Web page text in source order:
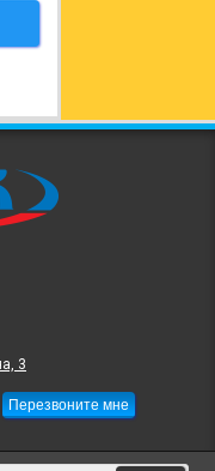
3
Перезвоните мне